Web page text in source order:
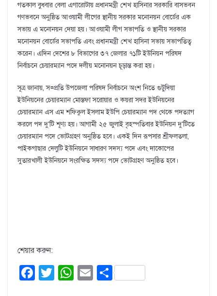
গতকাল বুধবার বেলা এগারোটায় প্রধানমন্ত্রী শেখ হাসিনার সরকারি বাসভবন
গণভবনে অনুষ্ঠিত আওয়ামী লীগের স্থানীয় সরকার মনোনয়ন বোর্ডের এক
সভায় এ মনোনয়ন দেয়া হয়। আওয়ামী লীগ সভাপতি ও স্থানীয় সরকার
মনোনয়ন বোর্ডের সভাপতি এবং প্রধানমন্ত্রী শেখ হাসিনা সভায় সভাপতিত্ব
করেন। এদিন দেশের ৮ বিভাগের ৩৭ জেলার ৭১টি ইউনিয়ন পরিষদ
নির্বাচনে চেয়ারম্যান পদে দলীয় মনোনয়ন চূড়ান্ত করা হয়।
সূত্র জানায়, স¤প্রতি উপজেলা পরিষদ নির্বাচনে অংশ নিতে গুটুদিয়া
ইউনিয়নের চেয়ারম্যান মোস্তফা সরোয়ার ও কয়রা সদর ইউনিয়নের
চেয়ারম্যান এস এম শফিকুল ইসলাম ইউপি চেয়ারম্যান পদ থেকে পদত্যাগ
করলে পদ দু’টি শূণ্য হয়। আগামী ২৫ জুলাই বৃহস্পতিবার ইউনিয়ন দু’টিতে
চেয়ারম্যান পদে ভোটগ্রহণ অনুষ্ঠিত হবে। একই দিন রূপসার শ্রীফলতলা,
পাইকগাছার দেলুটি ইউনিয়নে সাধারণ সদস্য পদে এবং দাকোপের
সুতারখালী ইউনিয়নে সংরক্ষিত সদস্য পদে ভোটগ্রহণ অনুষ্ঠিত হবে।
শেয়ার করুন:
F
T
W E S